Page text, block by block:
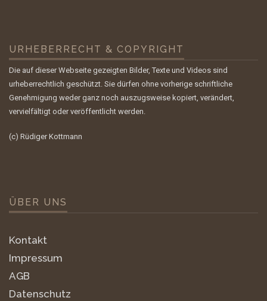
URHEBERRECHT & COPYRIGHT
Die auf dieser Webseite gezeigten Bilder, Texte und Videos sind
urheberrechtlich geschützt. Sie dürfen ohne vorherige schriftliche
Genehmigung weder ganz noch auszugsweise kopiert, verändert,
vervielfältigt oder veröffentlicht werden.
(c) Rüdiger Kottmann
ÜBER UNS
Kontakt
Impressum
AGB
Datenschutz